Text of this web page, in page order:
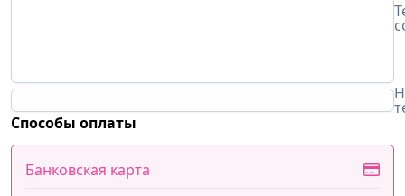
Способы оплаты
Банковская карта